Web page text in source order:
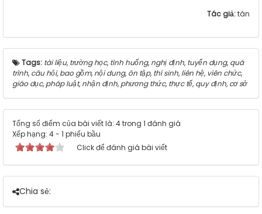
Tác giả:tân
Tags: tài liệu, trường học, tình huống, nghị định, tuyển dụng, quá
trình, câu hỏi, bao gồm, nội dung, ôn tập, thí sinh, liên hệ, viên chức,
giáo dục, pháp luật, nhận định, phương thức, thực tế, quy định, cơ sở
Tổng số điểm của bài viết là: 4 trong 1 đánh giá
Xếp hạng: 4- 1 phiếu bầu
Click để đánh giá bài viết
Chia sẻ: